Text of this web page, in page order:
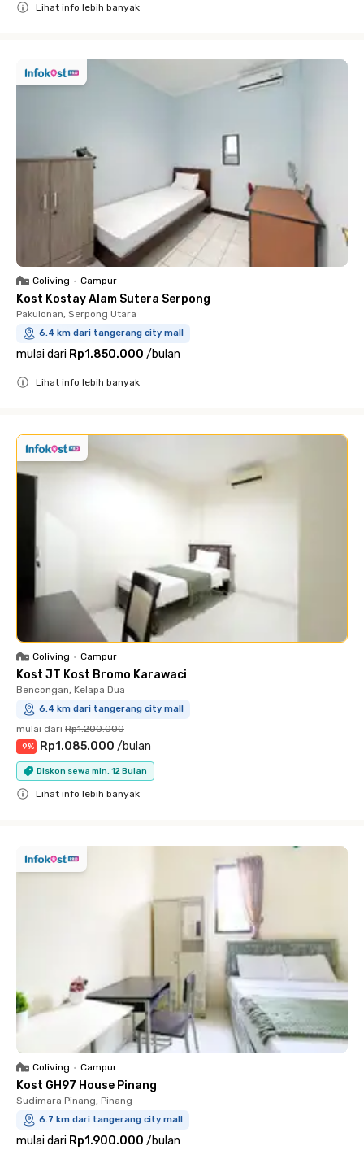
Lihat info lebih banyak
Coliving • Campur
Kost Kostay Alam Sutera Serpong
Pakulonan, Serpong Utara
6.4 km dari tangerang city mall
mulai dari Rp1.850.000 /bulan
Lihat info lebih banyak
Coliving • Campur
Kost JT Kost Bromo Karawaci
Bencongan, Kelapa Dua
6.4 km dari tangerang city mall
mulai dari Rp1.200.000
-9% Rp1.085.000 /bulan
Diskon sewa min. 12 Bulan
Lihat info lebih banyak
Coliving • Campur
Kost GH97 House Pinang
Sudimara Pinang, Pinang
6.7 km dari tangerang city mall
mulai dari Rp1.900.000 /bulan